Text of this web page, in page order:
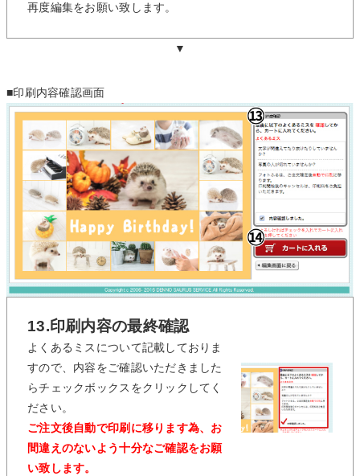
再度編集をお願い致します。
▼
■印刷内容確認画面
13.印刷内容の最終確認
よくあるミスについて記載しておりま
すので、内容をご確認いただきました
らチェックボックスをクリックしてく
ださい。
ご注文後自動で印刷に移ります為、お
間違えのないよう十分なご確認をお願
い致します。